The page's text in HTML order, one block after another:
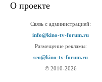
О проекте
Связь с администрацией:
info@kino-tv-forum.ru
Размещение рекламы:
seo@kino-tv-forum.ru
© 2010-2026